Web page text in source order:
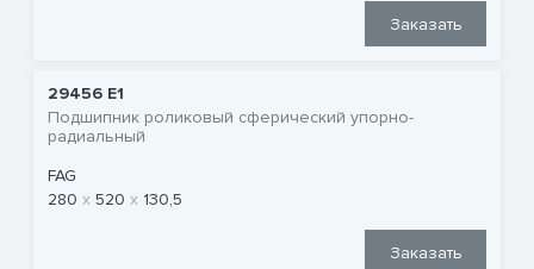
Заказать
29456 E1
Подшипник роликовый сферический упорно-
радиальный
FAG
280
520 130,5
Заказать